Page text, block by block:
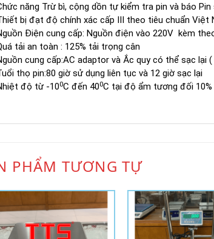
năng Trừ bì, cộng dồn tự kiểm tra pin và báo
bị đạt độ chính xác cấp III theo tiêu chuẩn Việt
Điện cung cấp: Nguồn điện vào 220V kèm
tải an toàn : 125% tải trọng cân
cung cấp:AC adaptor và Ắc quy có thể sạc lại (
thọ pin:80 giờ sử dụng liên tục và 12 giờ sạc lại
độ từ -100C đến 400C tại độ ẩm tương đối 10%
PHẨM TƯƠNG TỰ